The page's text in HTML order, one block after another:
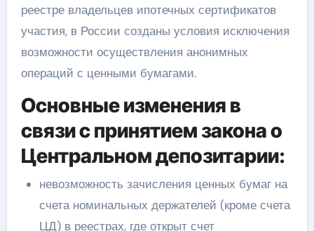
реестре владельцев ипотечных сертификатов
участия, в России созданы условия исключения
возможности осуществления анонимных
операций с ценными бумагами.
Основные изменения в
связи с принятием закона о
Центральном депозитарии:
невозможность зачисления ценных бумаг на
счета номинальных держателей (кроме счета
ЦД) в реестрах, где открыт счет